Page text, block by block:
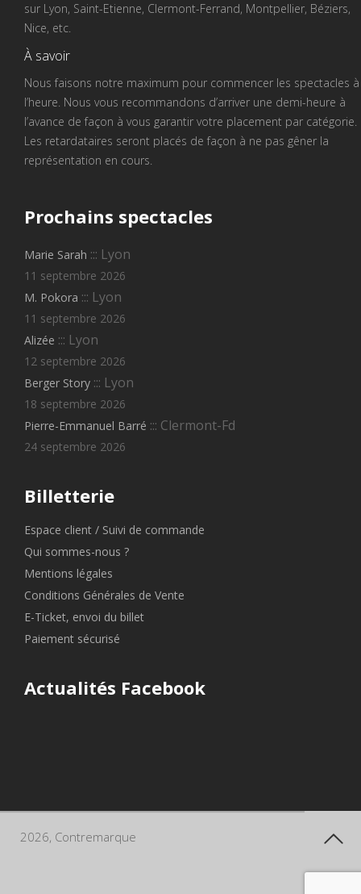
sur Lyon, Saint-Etienne, Clermont-Ferrand, Montpellier, Béziers,
Nice, etc.
À savoir
Nous faisons notre maximum pour commencer les spectacles à
l’heure. Nous vous recommandons d’arriver une demi-heure à
l’avance de façon à vous garantir votre placement par catégorie.
Les retardataires seront placés de façon à ne pas gêner la
représentation en cours.
Prochains spectacles
Marie Sarah ::: Lyon
11 septembre 2026
M. Pokora ::: Lyon
11 septembre 2026
Alizée ::: Lyon
12 septembre 2026
Berger Story ::: Lyon
18 septembre 2026
Pierre-Emmanuel Barré ::: Clermont-Fd
24 septembre 2026
Billetterie
Espace client / Suivi de commande
Qui sommes-nous ?
Mentions légales
Conditions Générales de Vente
E-Ticket, envoi du billet
Paiement sécurisé
Actualités Facebook
2026, Contremarque